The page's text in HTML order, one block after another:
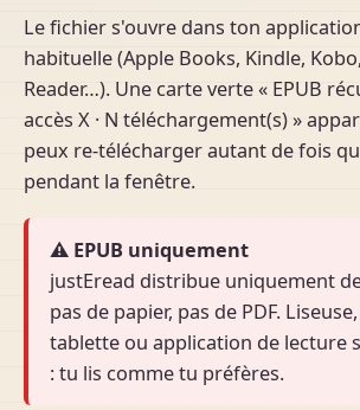
Le fichier s'ouvre dans ton
habituelle (Apple Books, Kindle,
Reader…). Une carte verte « EPUB
accès X · N téléchargement(s) »
peux re-télécharger autant de fois
pendant la fenêtre.
⚠ EPUB uniquement
justEread distribue uniquement
pas de papier, pas de PDF.
tablette ou application de lecture
: tu lis comme tu préfères.